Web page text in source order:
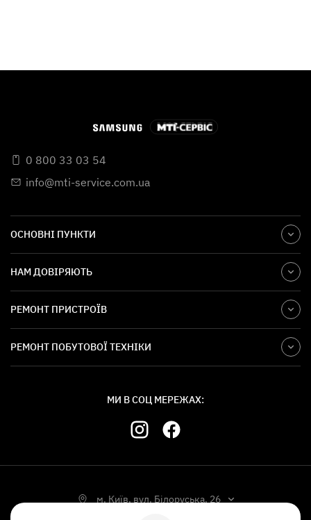
0 800 33 03 54
info@mti-service.com.ua
ОСНОВНІ ПУНКТИ
НАМ ДОВІРЯЮТЬ
РЕМОНТ ПРИСТРОЇВ
РЕМОНТ ПОБУТОВОЇ ТЕХНІКИ
МИ В СОЦ МЕРЕЖАХ:
м. Київ, вул. Білоруська, 26